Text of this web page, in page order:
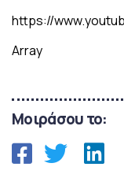
https://
Array
Μοιράσου το: